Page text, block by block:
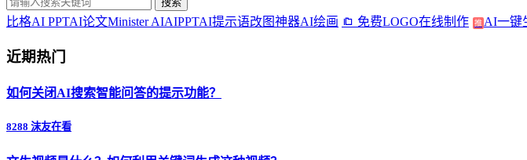
比格AI PPTAI论文Minister AIAIPPTAI提示语改图神器AI绘画 免费LOGO在线制作 推 AI一键
近期热门
如何关闭AI搜索智能问答的提示功能？
8288 沫友在看